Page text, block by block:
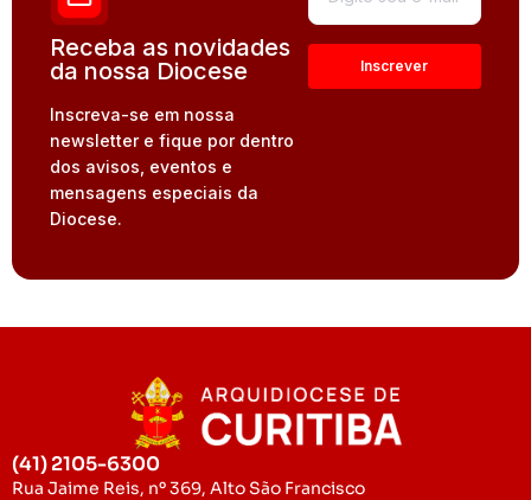
Receba as novidades
da nossa Diocese
Inscreva-se em nossa
newsletter e fique por dentro
dos avisos, eventos e
mensagens especiais da
Diocese.
(41) 2105-6300
Rua Jaime Reis, nº 369, Alto São Francisco